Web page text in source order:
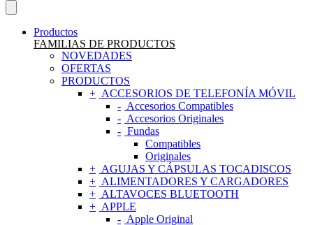
Productos
FAMILIAS DE PRODUCTOS
NOVEDADES
OFERTAS
PRODUCTOS
ACCESORIOS DE TELEFONÍA MÓVIL
Accesorios Compatibles
Accesorios Originales
Fundas
Compatibles
Originales
AGUJAS Y CÁPSULAS TOCADISCOS
ALIMENTADORES Y CARGADORES
ALTAVOCES BLUETOOTH
APPLE
Apple Original